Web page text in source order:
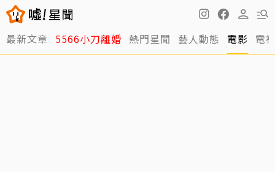
最新文章 5566小刀離婚 熱門星聞 藝人動態 電影 電